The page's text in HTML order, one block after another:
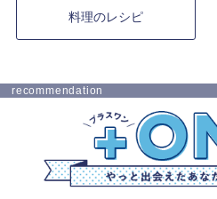
料理のレシピ
recommendation